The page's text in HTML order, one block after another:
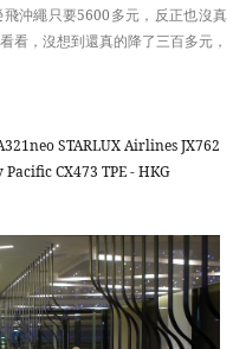
沖繩只要5600多元，反正也沒真
看，沒想到還真的降了三百多元，
STARLUX Airlines JX762
CX473 TPE - HKG